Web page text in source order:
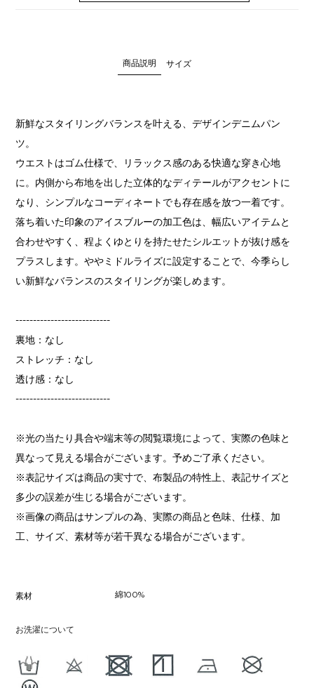
商品説明 サイズ
新鮮なスタイリングバランスを叶える、デザインデニムパン
ツ。
ウエストはゴム仕様で、リラックス感のある快適な穿き心地
に。内側から布地を出した立体的なディテールがアクセントに
なり、シンプルなコーディネートでも存在感を放つ一着です。
落ち着いた印象のアイスブルーの加工色は、幅広いアイテムと
合わせやすく、程よくゆとりを持たせたシルエットが抜け感を
プラスします。ややミドルライズに設定することで、今季らし
い新鮮なバランスのスタイリングが楽しめます。
---------------------------
裏地：なし
ストレッチ：なし
透け感：なし
---------------------------
※光の当たり具合や端末等の閲覧環境によって、実際の色味と
異なって見える場合がございます。予めご了承ください。
※表記サイズは商品の実寸で、布製品の特性上、表記サイズと
多少の誤差が生じる場合がございます。
※画像の商品はサンプルの為、実際の商品と色味、仕様、加
工、サイズ、素材等が若干異なる場合がございます。
素材 綿100%
お洗濯について